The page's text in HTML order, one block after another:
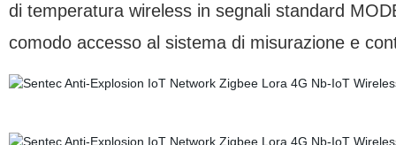
di temperatura wireless in segnali standard
comodo accesso al sistema di misurazione e